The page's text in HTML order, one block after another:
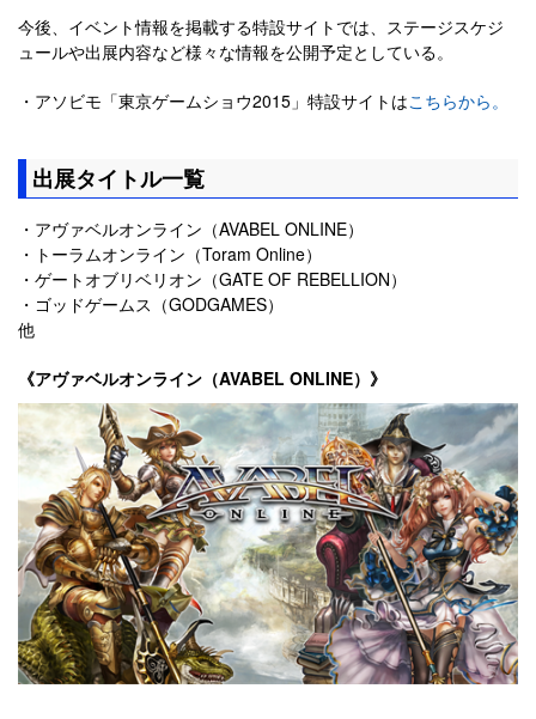
今後、イベント情報を掲載する特設サイトでは、ステージスケジ
ュールや出展内容など様々な情報を公開予定としている。
・アソビモ「東京ゲームショウ2015」特設サイトはこちらから。
出展タイトル一覧
・アヴァベルオンライン（AVABEL ONLINE）
・トーラムオンライン（Toram Online）
・ゲートオブリベリオン（GATE OF REBELLION）
・ゴッドゲームス（GODGAMES）
他
《アヴァベルオンライン（AVABEL ONLINE）》